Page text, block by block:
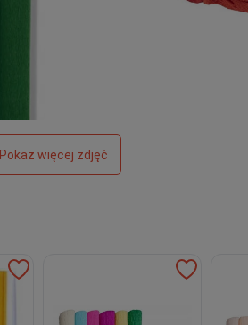
Pokaż więcej zdjęć